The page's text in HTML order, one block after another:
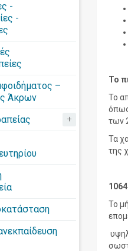
-
-
–
Άκρων
+
Το
Το
των
Τα
της
Το